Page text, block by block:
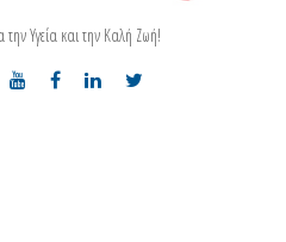
Υγεία και την Καλή Ζωή!